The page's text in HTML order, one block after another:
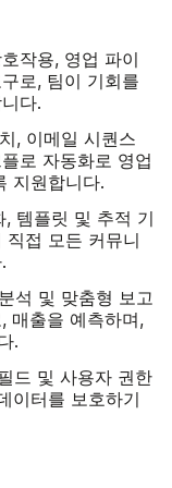
작용, 영업 파이
로, 팀이 기회를
다.
, 이메일 시퀀스
로 자동화로 영업
지원합니다.
템플릿 및 추적 기
접 모든 커뮤니
석 및 맞춤형 보고
매출을 예측하며,
.
드 및 사용자 권한
이터를 보호하기